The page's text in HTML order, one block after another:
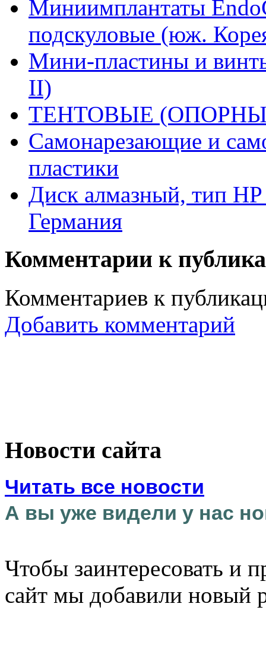
Миниимплантаты
подскуловые (юж.
Мини-пластины и
II)
ТЕНТОВЫЕ
Самонарезающие и
пластики
Диск алмазный, тип
Германия
Комментарии к
Комментариев к
Добавить комментарий
Новости сайта
Читать все новости
А вы уже видели у нас
Чтобы заинтересовать и
сайт мы добавили новый